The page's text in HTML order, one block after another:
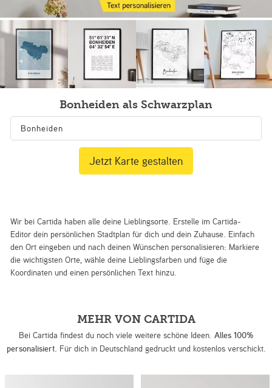
Bonheiden als Schwarzplan
Wir bei Cartida haben alle deine Lieblingsorte. Erstelle im Cartida-
Editor dein persönlichen Stadtplan für dich und dein Zuhause. Einfach
den Ort eingeben und nach deinen Wünschen personalisieren: Markiere
die wichtigsten Orte, wähle deine Lieblingsfarben und füge die
Koordinaten und einen persönlichen Text hinzu.
Jetzt Karte gestalten
MEHR VON CARTIDA
Bei Cartida findest du noch viele weitere schöne Ideen. Alles 100%
personalisiert. Für dich in Deutschland gedruckt und kostenlos verschickt.